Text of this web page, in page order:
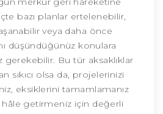
bazı planlar ertelenebilir,
veya daha önce
düşündüğünüz konulara
Bu tür aksaklıklar
sıkıcı olsa da, projelerinizi
eksiklerini tamamlamanız
hâle getirmeniz için değerli